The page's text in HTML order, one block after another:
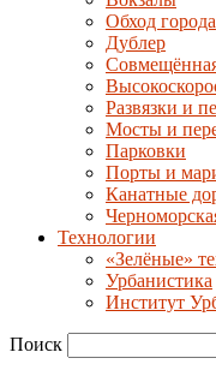
Обход города
Дублер
Развязки и
Мосты и
Парковки
Порты и
Канатные
Технологии
«Зелёные»
Урбанистика
Институт
Поиск